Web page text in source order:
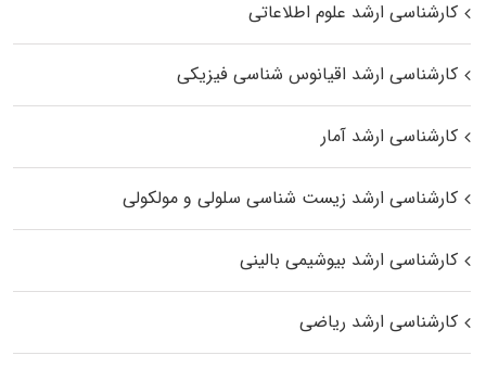
کارشناسی ارشد علوم اطلاعاتی
کارشناسی ارشد اقیانوس‌ شناسی فیزیکی
کارشناسی ارشد آمار
کارشناسی ارشد زیست شناسی سلولی و مولکولی
کارشناسی ارشد بیوشیمی بالینی
کارشناسی ارشد ریاضی